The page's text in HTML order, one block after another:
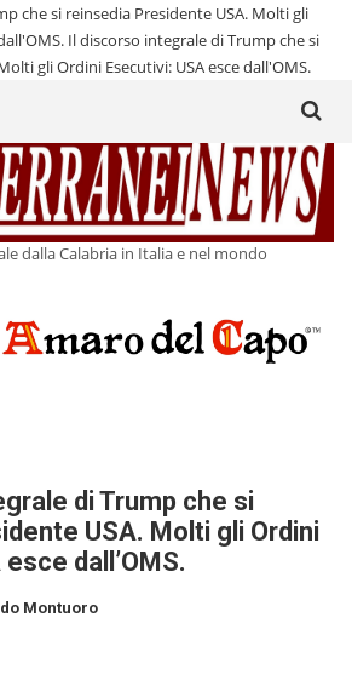
che si reinsedia Presidente USA. Molti gli
Il discorso integrale di Trump che si
gli Ordini Esecutivi: USA esce dall'OMS.
dalla Calabria in Italia e nel mondo
for:
di Trump che si
USA. Molti gli Ordini
dall’OMS.
Montuoro